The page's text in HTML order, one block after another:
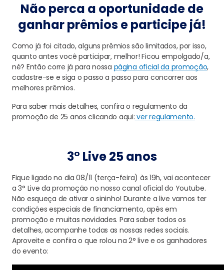
Não perca a oportunidade de
ganhar prêmios e participe já!
Como já foi citado, alguns prêmios são limitados, por isso,
quanto antes você participar, melhor! Ficou empolgado/a,
né? Então corre já para nossa página oficial da promoção,
cadastre-se e siga o passo a passo para concorrer aos
melhores prêmios.
Para saber mais detalhes, confira o regulamento da
promoção de 25 anos clicando aqui: ver regulamento.
3° Live 25 anos
Fique ligado no dia 08/11 (terça-feira) às 19h, vai acontecer
a 3° Live da promoção no nosso canal oficial do Youtube.
Não esqueça de ativar o sininho! Durante a live vamos ter
condições especiais de financiamento, apês em
promoção e muitas novidades. Para saber todos os
detalhes, acompanhe todas as nossas redes sociais.
Aproveite e confira o que rolou na 2° live e os ganhadores
do evento: